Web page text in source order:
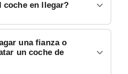
coche en llegar?
una fianza o
un coche de